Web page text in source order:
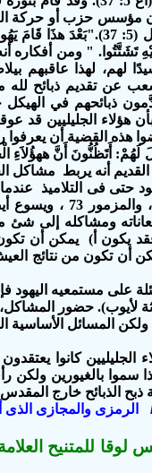
مؤسس حزب أو حركة
في سفر أعمال الرسل (5:
تَشَتَّتُوا. " ومن
لهم، لهذا عاقبهم
عن تقديم ذبائح لله
ذبائحهم في
هؤلاء الجليليين قد
هذه القضية أن
أَتَظُنُّونَ أَنَّ هھؤُلاَءِ
5) ولكن سفر
ومشاكله إلى
فقد يكون أ) يمكن أن
أن تكون من نتائج
لأيوب). حضور
المسائل الأساسية
كانوا
سموا بالغيورين
الذبائح خارج
الرمزى والمجازى
لوقا للمتنيح